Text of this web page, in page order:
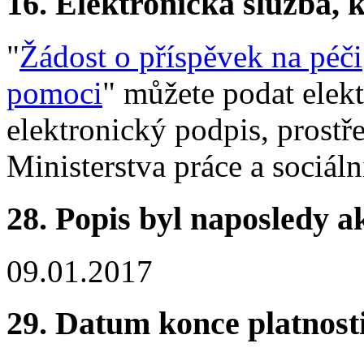
"Žádost o příspěvek na péči
pomoci" můžete podat
elektronický podpis,
Ministerstva práce a
28. Popis byl naposledy
09.01.2017
29. Datum konce